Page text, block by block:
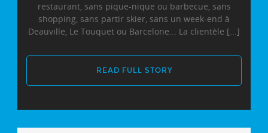
restaurant, sans pique-nique ou barbecue, sans
shopping, sans partir skier, sans un week-end à
Deauville, Le Touquet ou Barcelone... La clientèle [...]
READ FULL STORY